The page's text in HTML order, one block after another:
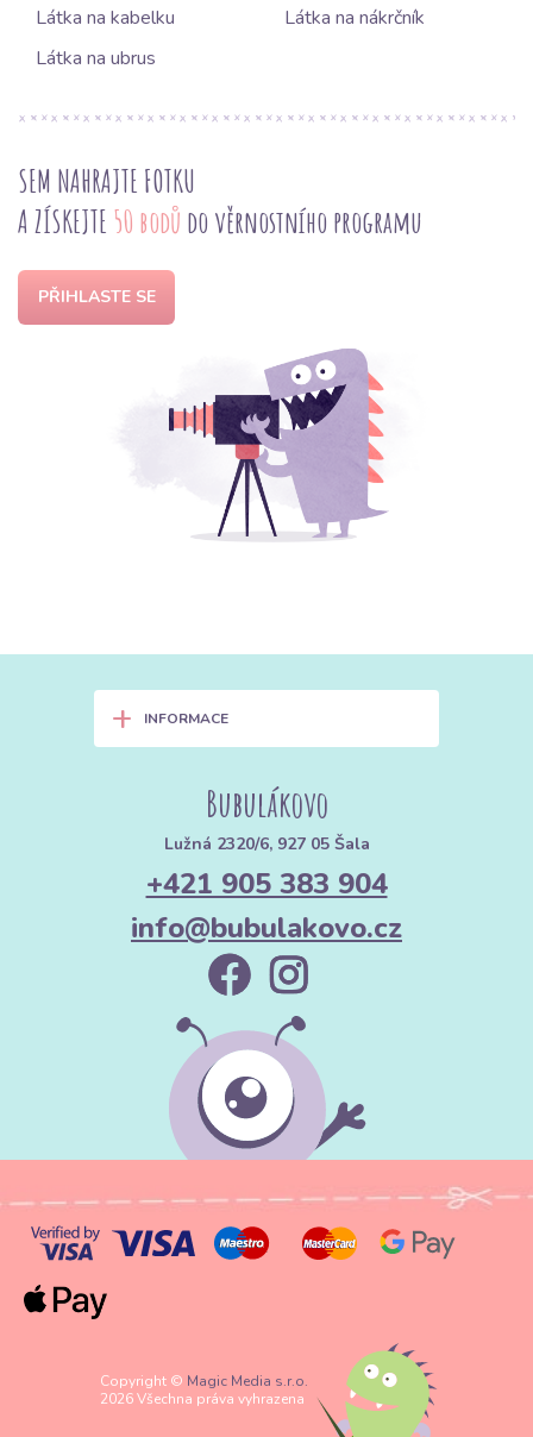
Látka na kabelku
Látka na nákrčník
Látka na ubrus
SEM NAHRAJTE FOTKU
A ZÍSKEJTE 50 bodů do věrnostního programu
PŘIHLASTE SE
+ INFORMACE
Bubulákovo
Lužná 2320/6, 927 05 Šala
+421 905 383 904
info@bubulakovo.cz
Copyright © Magic Media s.r.o.
2026 Všechna práva vyhrazena